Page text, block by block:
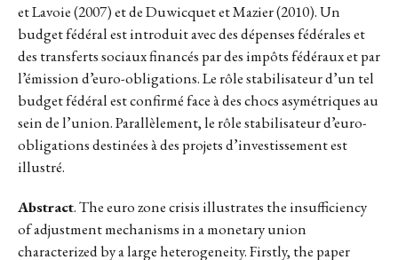
et Lavoie (2007) et de Duwicquet et Mazier (2010). Un
budget fédéral est introduit avec des dépenses fédérales et
des transferts sociaux financés par des impôts fédéraux et par
l’émission d’euro-obligations. Le rôle stabilisateur d’un tel
budget fédéral est confirmé face à des chocs asymétriques au
sein de l’union. Parallèlement, le rôle stabilisateur d’euro-
obligations destinées à des projets d’investissement est
illustré.
Abstract. The euro zone crisis illustrates the insufficiency
of adjustment mechanisms in a monetary union
characterized by a large heterogeneity. Firstly, the paper